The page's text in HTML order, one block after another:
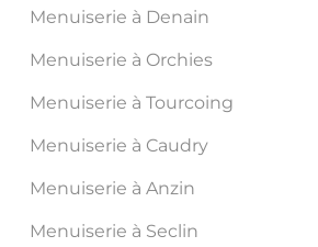
Menuiserie à Denain
Menuiserie à Orchies
Menuiserie à Tourcoing
Menuiserie à Caudry
Menuiserie à Anzin
Menuiserie à Seclin